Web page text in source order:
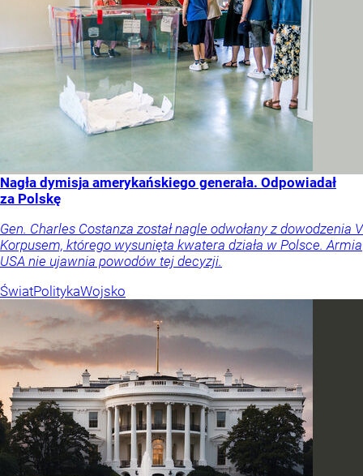
Nagła dymisja amerykańskiego generała. Odpowiadał
za Polskę
Gen. Charles Costanza został nagle odwołany z dowodzenia V
Korpusem, którego wysunięta kwatera działa w Polsce. Armia
USA nie ujawnia powodów tej decyzji.
ŚwiatPolitykaWojsko